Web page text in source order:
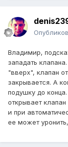
Владимир,
западать
"вверх", клапан
закрывается. А
подушку до
открывает
и при
ее может